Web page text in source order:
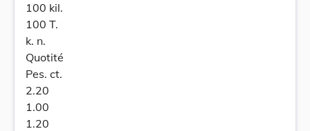
100 kil.
100 T.
k. n.
Quotité
Pes. ct.
2.20
1.00
1.20